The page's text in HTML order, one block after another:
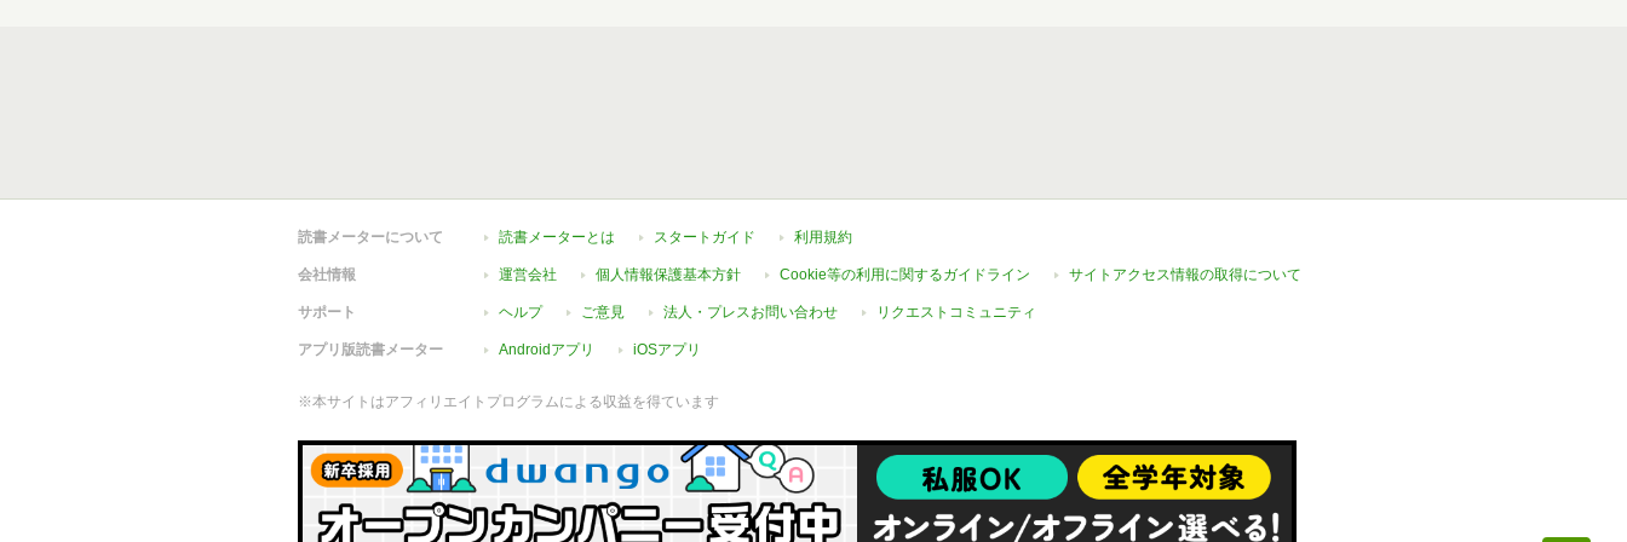
読書メーターについて 読書メーターとは スタートガイド 利用規約
会社情報 運営会社 個人情報保護基本方針 Cookie等の利用に関するガイドライン サイトアクセス情報の取得について
サポート ヘルプ ご意見 法人・プレスお問い合わせ リクエストコミュニティ
アプリ版読書メーター Androidアプリ iOSアプリ
※本サイトはアフィリエイトプログラムによる収益を得ています